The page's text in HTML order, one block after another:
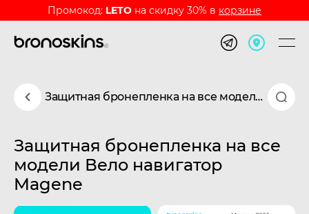
Промокод: LETO на скидку 30% в корзине
Защитная бронепленка на все модели Вело навигатор Magene
Защитная бронепленка на все
модели Вело навигатор
Magene